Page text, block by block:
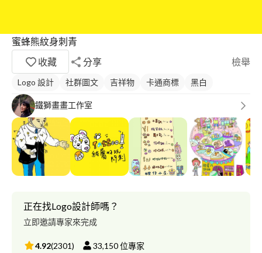
蜜蜂熊紋身刺青
收藏
分享 檢舉
Logo 設計 社群圖文 吉祥物 卡通商標 黑白
鐵獅畫畫工作室
正在找Logo設計師嗎？
立即邀請專家來完成
4.92(2301) 33,150位專家